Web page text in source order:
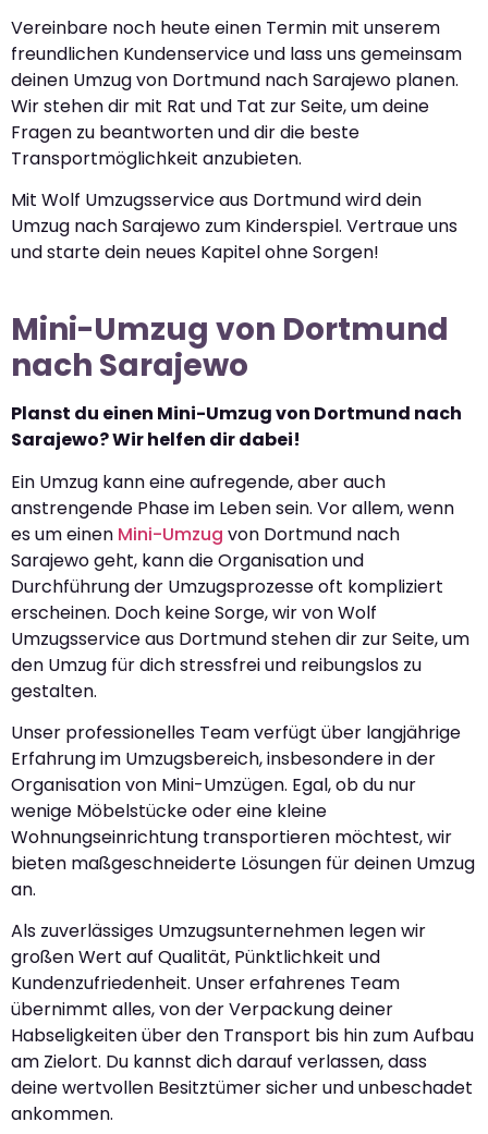
Vereinbare noch heute einen Termin mit unserem
freundlichen Kundenservice und lass uns gemeinsam
deinen Umzug von Dortmund nach Sarajewo planen.
Wir stehen dir mit Rat und Tat zur Seite, um deine
Fragen zu beantworten und dir die beste
Transportmöglichkeit anzubieten.
Mit Wolf Umzugsservice aus Dortmund wird dein
Umzug nach Sarajewo zum Kinderspiel. Vertraue uns
und starte dein neues Kapitel ohne Sorgen!
Mini-Umzug von Dortmund
nach Sarajewo
Planst du einen Mini-Umzug von Dortmund nach
Sarajewo? Wir helfen dir dabei!
Ein Umzug kann eine aufregende, aber auch
anstrengende Phase im Leben sein. Vor allem, wenn
es um einen Mini-Umzug von Dortmund nach
Sarajewo geht, kann die Organisation und
Durchführung der Umzugsprozesse oft kompliziert
erscheinen. Doch keine Sorge, wir von Wolf
Umzugsservice aus Dortmund stehen dir zur Seite, um
den Umzug für dich stressfrei und reibungslos zu
gestalten.
Unser professionelles Team verfügt über langjährige
Erfahrung im Umzugsbereich, insbesondere in der
Organisation von Mini-Umzügen. Egal, ob du nur
wenige Möbelstücke oder eine kleine
Wohnungseinrichtung transportieren möchtest, wir
bieten maßgeschneiderte Lösungen für deinen Umzug
an.
Als zuverlässiges Umzugsunternehmen legen wir
großen Wert auf Qualität, Pünktlichkeit und
Kundenzufriedenheit. Unser erfahrenes Team
übernimmt alles, von der Verpackung deiner
Habseligkeiten über den Transport bis hin zum Aufbau
am Zielort. Du kannst dich darauf verlassen, dass
deine wertvollen Besitztümer sicher und unbeschadet
ankommen.